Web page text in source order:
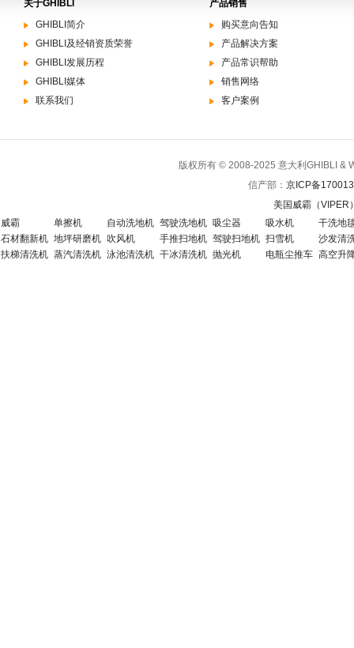
关于GHIBLI
GHIBLI简介
GHIBLI及经销资质荣誉
GHIBLI发展历程
GHIBLI媒体
联系我们
产品销售
购买意向告知
产品解决方案
产品常识帮助
销售网络
客户案例
版权所有 © 2008-2025 意大利GHIBLI &
信产部： 京ICP备
美国威霸（VIPER
威霸
单擦机 自动洗地机 驾驶洗地机 吸尘器 吸水机
干洗地
石材翻新机 地坪研磨机 吹风机 手推扫地机 驾驶扫地机 扫雪机
沙发清
扶梯清洗机 蒸汽清洗机 泳池清洗机 干冰清洗机 抛光机 电瓶尘推车 高空升